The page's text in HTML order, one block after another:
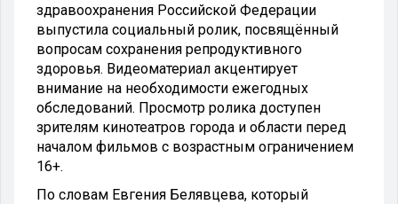
здравоохранения Российской Федерации
выпустила социальный ролик, посвящённый
вопросам сохранения репродуктивного
здоровья. Видеоматериал акцентирует
внимание на необходимости ежегодных
обследований. Просмотр ролика доступен
зрителям кинотеатров города и области перед
началом фильмов с возрастным ограничением
16+.
По словам Евгения Белявцева, который